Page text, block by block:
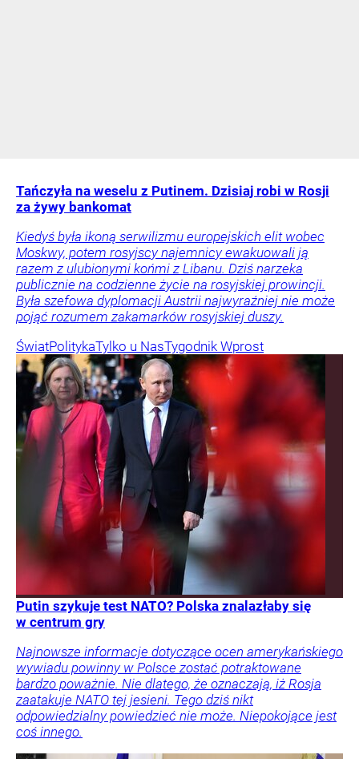
Tańczyła na weselu z Putinem. Dzisiaj robi w Rosji
za żywy bankomat
Kiedyś była ikoną serwilizmu europejskich elit wobec
Moskwy, potem rosyjscy najemnicy ewakuowali ją
razem z ulubionymi końmi z Libanu. Dziś narzeka
publicznie na codzienne życie na rosyjskiej prowincji.
Była szefowa dyplomacji Austrii najwyraźniej nie może
pojąć rozumem zakamarków rosyjskiej duszy.
ŚwiatPolitykaTylko u NasTygodnik Wprost
Putin szykuje test NATO? Polska znalazłaby się
w centrum gry
Najnowsze informacje dotyczące ocen amerykańskiego
wywiadu powinny w Polsce zostać potraktowane
bardzo poważnie. Nie dlatego, że oznaczają, iż Rosja
zaatakuje NATO tej jesieni. Tego dziś nikt
odpowiedzialny powiedzieć nie może. Niepokojące jest
coś innego.